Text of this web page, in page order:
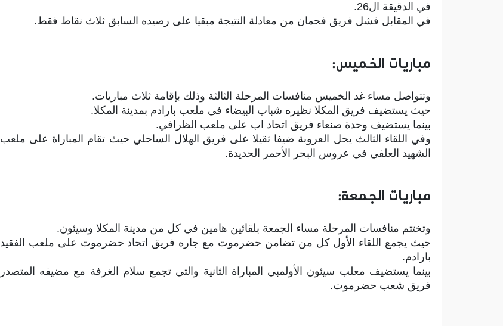
في الدقيقة ال26.
في المقابل فشل فريق فحمان من معادلة النتيجة مبقيا على رصيده السابق ثلاث نقاط فقط.
مباريات الخميس:
وتتواصل مساء غد الخميس منافسات المرحلة الثالثة وذلك بإقامة ثلاث مباريات.
حيث يستضيف فريق المكلا نظيره شباب البيضاء في ملعب بارادم بمدينة المكلا.
بينما يستضيف وحدة صنعاء فريق اتحاد اب على ملعب الظرافي.
وفي اللقاء الثالث يحل العروبة ضيفا ثقيلا على فريق الهلال الساحلي حيث تقام المباراة على ملعب
الشهيد العلفي في عروس البحر الأحمر الحديدة.
مباريات الجمعة:
وتختتم منافسات المرحلة مساء الجمعة بلقائين هامين في كل من مدينة المكلا وسيئون.
حيث يجمع اللقاء الأول كل من تضامن حضرموت مع جاره فريق اتحاد حضرموت على ملعب الفقيد
بارادم.
بينما يستضيف معلب سيئون الأولمبي المباراة الثانية والتي تجمع سلام الغرفة مع مضيفه المتصدر
فريق شعب حضرموت.